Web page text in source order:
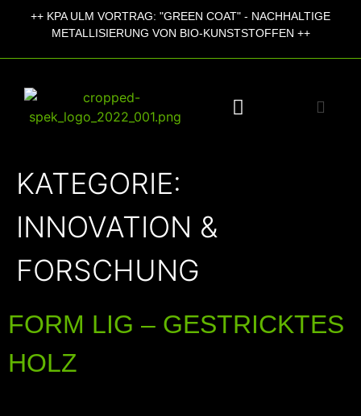
++ KPA ULM VORTRAG: "GREEN COAT" - NACHHALTIGE
METALLISIERUNG VON BIO-KUNSTSTOFFEN ++
KATEGORIE:
INNOVATION &
FORSCHUNG
FORM LIG – GESTRICKTES
HOLZ